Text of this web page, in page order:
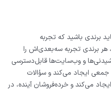
برندی باشید که تجربه
برندی تجربه سه‌بعدی‌اش را
و وب‌سایت‌ها قابل‌دسترسی
جمعی ایجاد می‌کند و سؤالات
می‌کند و خرده‌فروشان آینده، در